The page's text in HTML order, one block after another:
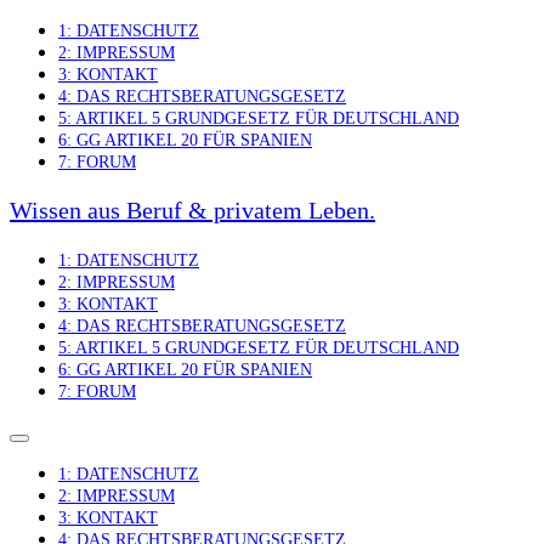
Skip
content
1: DATENSCHUTZ
2: IMPRESSUM
3: KONTAKT
4: DAS RECHTSBERATUNGSGESETZ
5: ARTIKEL 5 GRUNDGESETZ FÜR DEUTSCHLAND
6: GG ARTIKEL 20 FÜR SPANIEN
7: FORUM
Wissen aus Beruf & privatem Leben.
1: DATENSCHUTZ
2: IMPRESSUM
3: KONTAKT
4: DAS RECHTSBERATUNGSGESETZ
5: ARTIKEL 5 GRUNDGESETZ FÜR DEUTSCHLAND
6: GG ARTIKEL 20 FÜR SPANIEN
7: FORUM
1: DATENSCHUTZ
2: IMPRESSUM
3: KONTAKT
4: DAS RECHTSBERATUNGSGESETZ